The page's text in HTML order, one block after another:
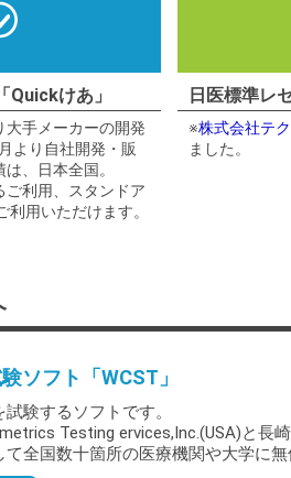
Quickけあ」
大手メーカーの開発
より自社開発・販
、日本全国。
ご利用、スタンドア
利用いただけます。
日医標準レ
※株式会社テ
ました。
ソフト「WCST」
験するソフトです。
Testing ervices,Inc.(USA)と長
て全国数十箇所の医療機関や大学に